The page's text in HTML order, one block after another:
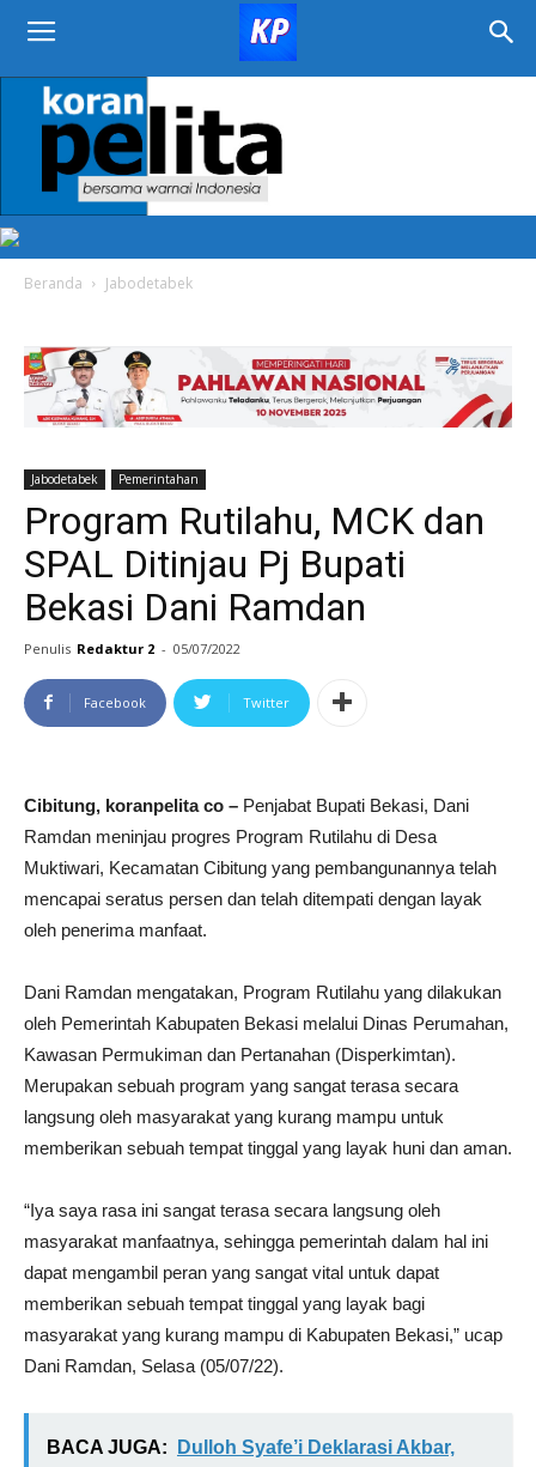
KORAN
PELITA
Beranda Jabodetabek
Jabodetabek Pemerintahan
Program Rutilahu, MCK dan
SPAL Ditinjau Pj Bupati
Bekasi Dani Ramdan
Penulis Redaktur 2 - 05/07/2022
Facebook Twitter
Cibitung, koranpelita co – Penjabat Bupati Bekasi, Dani
Ramdan meninjau progres Program Rutilahu di Desa
Muktiwari, Kecamatan Cibitung yang pembangunannya telah
mencapai seratus persen dan telah ditempati dengan layak
oleh penerima manfaat.
Dani Ramdan mengatakan, Program Rutilahu yang dilakukan
oleh Pemerintah Kabupaten Bekasi melalui Dinas Perumahan,
Kawasan Permukiman dan Pertanahan (Disperkimtan).
Merupakan sebuah program yang sangat terasa secara
langsung oleh masyarakat yang kurang mampu untuk
memberikan sebuah tempat tinggal yang layak huni dan aman.
“Iya saya rasa ini sangat terasa secara langsung oleh
masyarakat manfaatnya, sehingga pemerintah dalam hal ini
dapat mengambil peran yang sangat vital untuk dapat
memberikan sebuah tempat tinggal yang layak bagi
masyarakat yang kurang mampu di Kabupaten Bekasi,” ucap
Dani Ramdan, Selasa (05/07/22).
BACA JUGA:
Dulloh Syafe’i Deklarasi Akbar,